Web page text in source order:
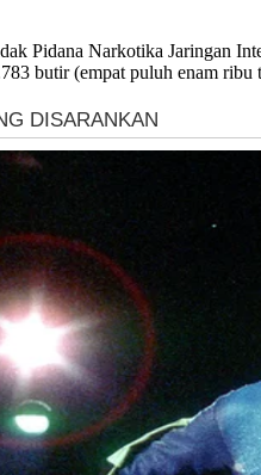
Pidana Narkotika Jaringan
butir (empat puluh enam